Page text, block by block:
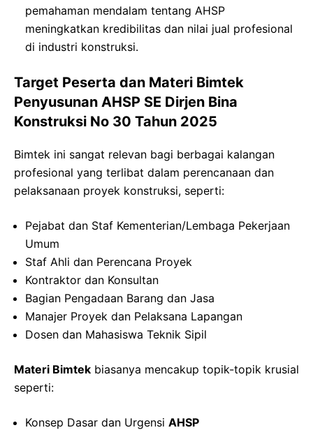
pemahaman mendalam tentang AHSP
meningkatkan kredibilitas dan nilai jual profesional
di industri konstruksi.
Target Peserta dan Materi Bimtek
Penyusunan AHSP SE Dirjen Bina
Konstruksi No 30 Tahun 2025
Bimtek ini sangat relevan bagi berbagai kalangan
profesional yang terlibat dalam perencanaan dan
pelaksanaan proyek konstruksi, seperti:
Pejabat dan Staf Kementerian/Lembaga Pekerjaan
Umum
Staf Ahli dan Perencana Proyek
Kontraktor dan Konsultan
Bagian Pengadaan Barang dan Jasa
Manajer Proyek dan Pelaksana Lapangan
Dosen dan Mahasiswa Teknik Sipil
Materi Bimtek biasanya mencakup topik-topik krusial
seperti:
Konsep Dasar dan Urgensi AHSP